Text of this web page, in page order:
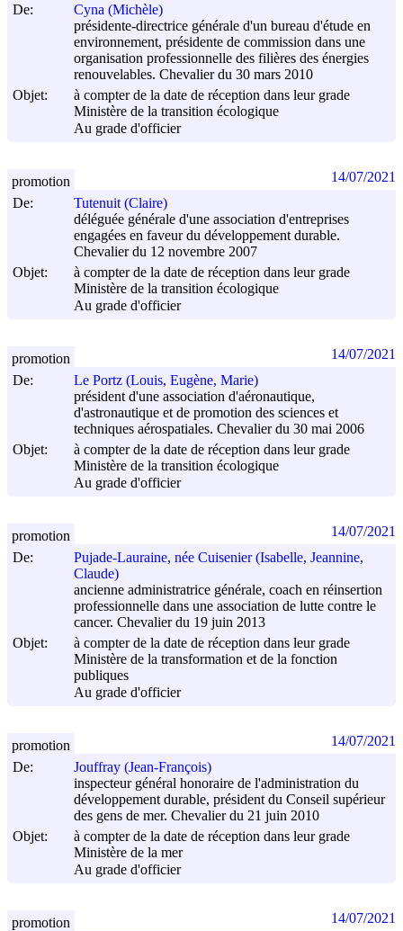
De:
Cyna (Michèle)
présidente-directrice générale d'un bureau d'étude en
environnement, présidente de commission dans une
organisation professionnelle des filières des énergies
renouvelables. Chevalier du 30 mars 2010
Objet:
à compter de la date de réception dans leur grade
Ministère de la transition écologique
Au grade d'officier
De:
Tutenuit (Claire)
déléguée générale d'une association d'entreprises
engagées en faveur du développement durable.
Chevalier du 12 novembre 2007
Objet:
à compter de la date de réception dans leur grade
Ministère de la transition écologique
Au grade d'officier
promotion 14/07/2021
De:
Le Portz (Louis, Eugène, Marie)
président d'une association d'aéronautique,
d'astronautique et de promotion des sciences et
techniques aérospatiales. Chevalier du 30 mai 2006
Objet:
à compter de la date de réception dans leur grade
Ministère de la transition écologique
Au grade d'officier
promotion 14/07/2021
De:
Pujade-Lauraine, née Cuisenier (Isabelle, Jeannine,
Claude)
ancienne administratrice générale, coach en réinsertion
professionnelle dans une association de lutte contre le
cancer. Chevalier du 19 juin 2013
Objet:
à compter de la date de réception dans leur grade
Ministère de la transformation et de la fonction
publiques
Au grade d'officier
promotion 14/07/2021
De:
Jouffray (Jean-François)
inspecteur général honoraire de l'administration du
développement durable, président du Conseil supérieur
des gens de mer. Chevalier du 21 juin 2010
Objet:
à compter de la date de réception dans leur grade
Ministère de la mer
Au grade d'officier
promotion 14/07/2021
promotion 14/07/2021